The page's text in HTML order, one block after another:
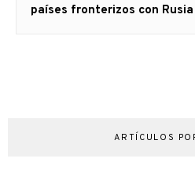
siguiente:
países fronterizos con Rusia
ARTÍCULOS